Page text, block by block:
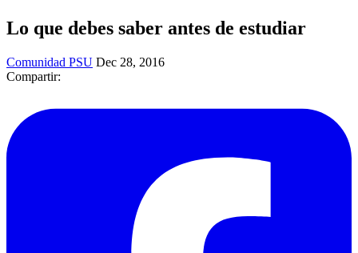
Lo que debes saber antes de estudiar
Comunidad PSU Dec 28, 2016
Compartir: